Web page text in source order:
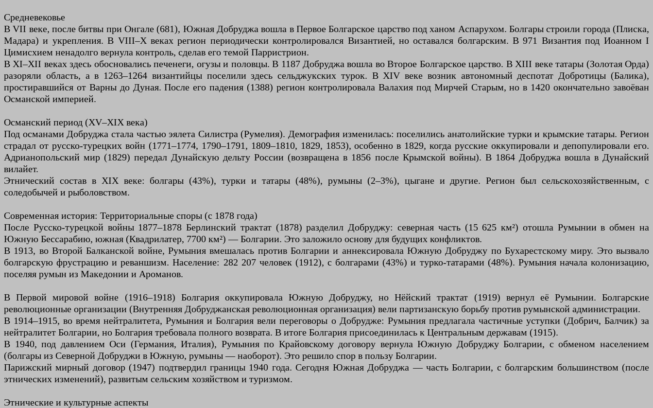
Средневековье
В VII веке, после битвы при Онгале (681), Южная Добруджа вошла в Первое Болгарское царство под ханом Аспарухом. Болгары строили города (Плиска,
Мадара) и укрепления. В VIII–X веках регион периодически контролировался Византией, но оставался болгарским. В 971 Византия под Иоанном I
Цимисхием ненадолго вернула контроль, сделав его темой Парристрион.
В XI–XII веках здесь обосновались печенеги, огузы и половцы. В 1187 Добруджа вошла во Второе Болгарское царство. В XIII веке татары (Золотая Орда)
разоряли область, а в 1263–1264 византийцы поселили здесь сельджукских турок. В XIV веке возник автономный деспотат Добротицы (Балика),
простиравшийся от Варны до Дуная. После его падения (1388) регион контролировала Валахия под Мирчей Старым, но в 1420 окончательно завоёван
Османской империей.
Османский период (XV–XIX века)
Под османами Добруджа стала частью эялета Силистра (Румелия). Демография изменилась: поселились анатолийские турки и крымские татары. Регион
страдал от русско-турецких войн (1771–1774, 1790–1791, 1809–1810, 1829, 1853), особенно в 1829, когда русские оккупировали и депопулировали его.
Адрианопольский мир (1829) передал Дунайскую дельту России (возвращена в 1856 после Крымской войны). В 1864 Добруджа вошла в Дунайский
вилайет.
Этнический состав в XIX веке: болгары (43%), турки и татары (48%), румыны (2–3%), цыгане и другие. Регион был сельскохозяйственным, с
соледобычей и рыболовством.
Современная история: Территориальные споры (с 1878 года)
После Русско-турецкой войны 1877–1878 Берлинский трактат (1878) разделил Добруджу: северная часть (15 625 км²) отошла Румынии в обмен на
Южную Бессарабию, южная (Квадрилатер, 7700 км²) — Болгарии. Это заложило основу для будущих конфликтов.
В 1913, во Второй Балканской войне, Румыния вмешалась против Болгарии и аннексировала Южную Добруджу по Бухарестскому миру. Это вызвало
болгарскую фрустрацию и реваншизм. Население: 282 207 человек (1912), с болгарами (43%) и турко-татарами (48%). Румыния начала колонизацию,
поселяя румын из Македонии и Ароманов.
В Первой мировой войне (1916–1918) Болгария оккупировала Южную Добруджу, но Нёйский трактат (1919) вернул её Румынии. Болгарские
революционные организации (Внутренняя Добруджанская революционная организация) вели партизанскую борьбу против румынской администрации.
В 1914–1915, во время нейтралитета, Румыния и Болгария вели переговоры о Добрудже: Румыния предлагала частичные уступки (Добрич, Балчик) за
нейтралитет Болгарии, но Болгария требовала полного возврата. В итоге Болгария присоединилась к Центральным державам (1915).
В 1940, под давлением Оси (Германия, Италия), Румыния по Крайовскому договору вернула Южную Добруджу Болгарии, с обменом населением
(болгары из Северной Добруджи в Южную, румыны — наоборот). Это решило спор в пользу Болгарии.
Парижский мирный договор (1947) подтвердил границы 1940 года. Сегодня Южная Добруджа — часть Болгарии, с болгарским большинством (после
этнических изменений), развитым сельским хозяйством и туризмом.
Этнические и культурные аспекты